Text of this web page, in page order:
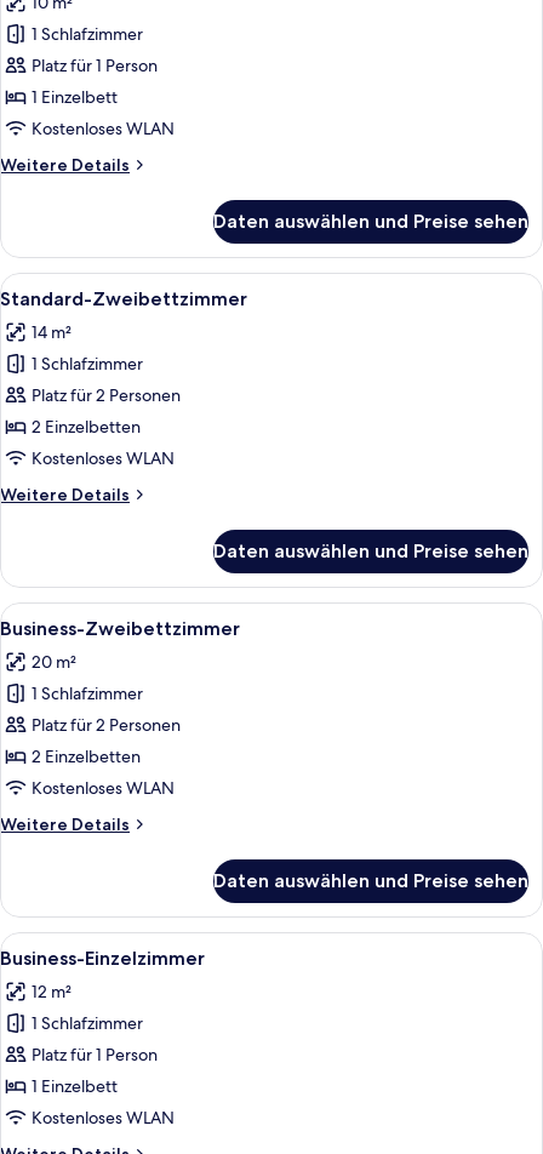
für
Standard-
Einzelzimmer
anzeigen
1 Schlafzimmer
Platz für 1 Person
1 Einzelbett
Kostenloses WLAN
Weitere Details
Weitere
Einzelzimmer
Daten auswählen und Preise sehen
Alle
Fotos
für
Standard-
Zweibettzimmer
anzeigen
Ein Hotelzimmer mit zwei Betten,
4
Standard-Zweibettzimmer
14 m²
1 Schlafzimmer
Platz für 2 Personen
2 Einzelbetten
Kostenloses WLAN
Weitere Details
Weitere
Zweibettzimmer
Daten auswählen und Preise sehen
Alle
Fotos
für
Business-
Zweibettzimmer
anzeigen
Ein Hotelzimmer mit zwei Betten,
5
Business-Zweibettzimmer
20 m²
1 Schlafzimmer
Platz für 2 Personen
2 Einzelbetten
Kostenloses WLAN
Weitere Details
Weitere
Zweibettzimmer
Daten auswählen und Preise sehen
Alle
Fotos
für
Business-
Einzelzimmer
anzeigen
Ein Hotelzimmer mit Schreibtisch,
5
Business-Einzelzimmer
12 m²
1 Schlafzimmer
Platz für 1 Person
1 Einzelbett
Kostenloses WLAN